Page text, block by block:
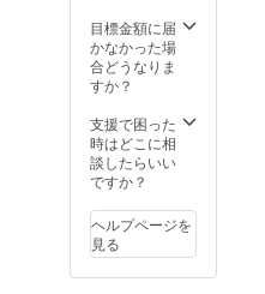
目標金額に届
かなかった場
合どうなりま
すか？
支援で困った
時はどこに相
談したらいい
ですか？
ヘルプページを
見る